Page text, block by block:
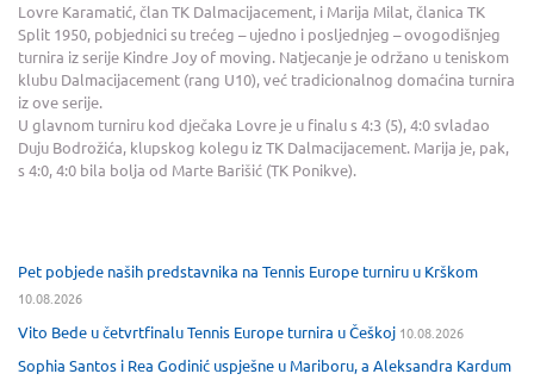
Lovre Karamatić, član TK Dalmacijacement, i Marija Milat, članica TK
Split 1950, pobjednici su trećeg – ujedno i posljednjeg – ovogodišnjeg
turnira iz serije Kindre Joy of moving. Natjecanje je održano u teniskom
klubu Dalmacijacement (rang U10), već tradicionalnog domaćina turnira
iz ove serije.
U glavnom turniru kod dječaka Lovre je u finalu s 4:3 (5), 4:0 svladao
Duju Bodrožića, klupskog kolegu iz TK Dalmacijacement. Marija je, pak,
s 4:0, 4:0 bila bolja od Marte Barišić (TK Ponikve).
Pet pobjede naših predstavnika na Tennis Europe turniru u Krškom
10.08.2026
Vito Bede u četvrtfinalu Tennis Europe turnira u Češkoj 10.08.2026
Sophia Santos i Rea Godinić uspješne u Mariboru, a Aleksandra Kardum